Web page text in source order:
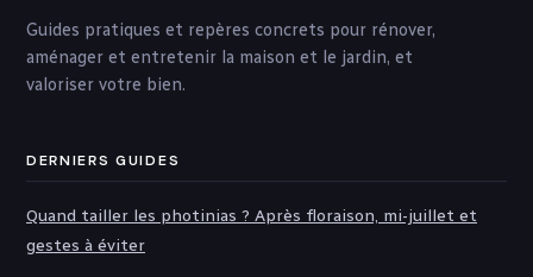
Guides pratiques et repères concrets pour rénover,
aménager et entretenir la maison et le jardin, et
valoriser votre bien.
DERNIERS GUIDES
Quand tailler les photinias ? Après floraison, mi-juillet et
gestes à éviter